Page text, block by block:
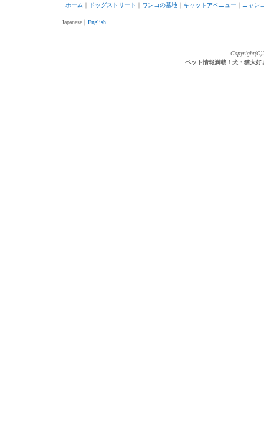
ホーム ｜ ドッグストリート ｜ ワンコの墓地｜ キャットアベニュー ｜ ニャン
Japanese｜ English
ペット情報満載！犬・猫大